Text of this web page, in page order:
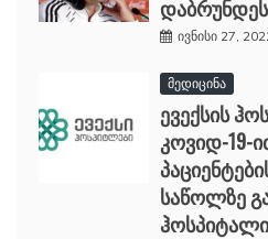
დაბრუნდეს
ივნისი 27,
მედიცინა
ევექსის
კოვიდ-19-
საწოლზე